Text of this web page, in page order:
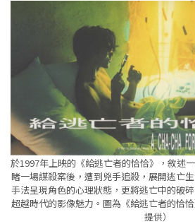
於1997年上映的《給逃亡者的恰恰》，敘述
睹一場謀殺案後，遭到兇手追殺，展開逃亡
手法呈現角色的心理狀態，更將逃亡中的破
超越時代的影像魅力。圖為《給逃亡者的恰
提供）